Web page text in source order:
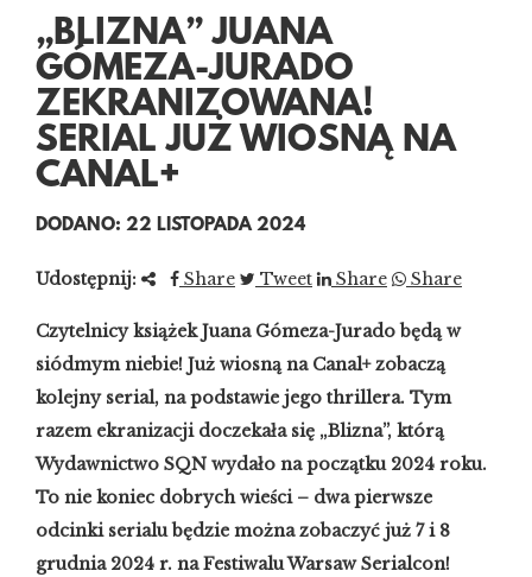
„BLIZNA” JUANA
GÓMEZA-JURADO
ZEKRANIZOWANA!
SERIAL JUŻ WIOSNĄ NA
CANAL+
DODANO: 22 LISTOPADA 2024
Udostępnij: Share Tweet Share Share
Czytelnicy książek Juana Gómeza-Jurado będą w
siódmym niebie! Już wiosną na Canal+ zobaczą
kolejny serial, na podstawie jego thrillera. Tym
razem ekranizacji doczekała się „Blizna”, którą
Wydawnictwo SQN wydało na początku 2024 roku.
To nie koniec dobrych wieści – dwa pierwsze
odcinki serialu będzie można zobaczyć już 7 i 8
grudnia 2024 r. na Festiwalu Warsaw Serialcon!